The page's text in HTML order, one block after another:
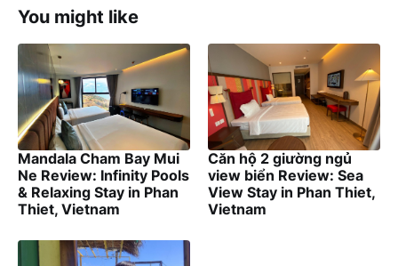
You might like
Mandala Cham Bay Mui
Ne Review: Infinity Pools
& Relaxing Stay in Phan
Thiet, Vietnam
Căn hộ 2 giường ngủ
view biển Review: Sea
View Stay in Phan Thiet,
Vietnam